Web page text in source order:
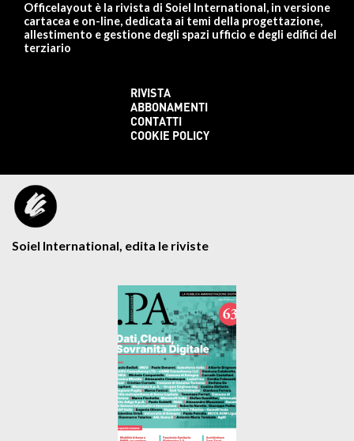
Officelayout è la rivista di Soiel International, in versione
cartacea e on-line, dedicata ai temi della progettazione,
allestimento e gestione degli spazi ufficio e degli edifici del
terziario
RIVISTA
ABBONAMENTI
CONTATTI
COOKIE POLICY
Soiel International, edita le riviste